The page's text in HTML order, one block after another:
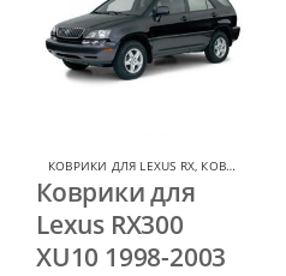
КОВРИКИ ДЛЯ LEXUS RX, КОВРИКИ ДЛЯ LEXUS
Коврики для
Lexus RX300
XU10 1998-2003